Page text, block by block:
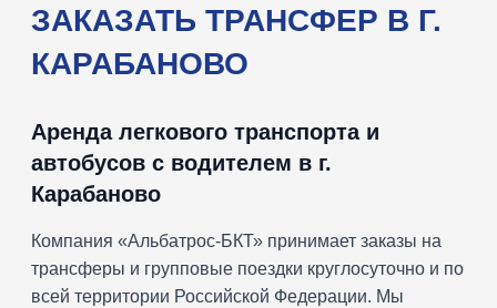
ЗАКАЗАТЬ ТРАНСФЕР В Г.
КАРАБАНОВО
Аренда легкового транспорта и
автобусов с водителем в г.
Карабаново
Компания «Альбатрос-БКТ» принимает заказы на
трансферы и групповые поездки круглосуточно и по
всей территории Российской Федерации. Мы